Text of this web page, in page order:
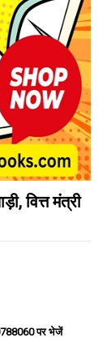
वित्त मंत्री
पर भेजें